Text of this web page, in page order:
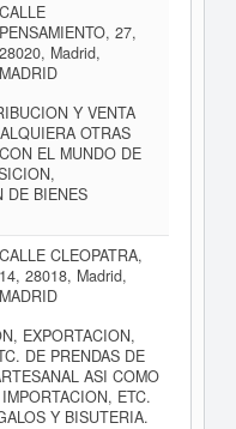
CALLE
PENSAMIENTO, 27,
28020, Madrid,
MADRID
Y VENTA
OTRAS
EL MUNDO DE
DE BIENES
CALLE CLEOPATRA,
14, 28018, Madrid,
MADRID
EXPORTACION,
DE PRENDAS DE
ASI COMO
ETC.
Y BISUTERIA.